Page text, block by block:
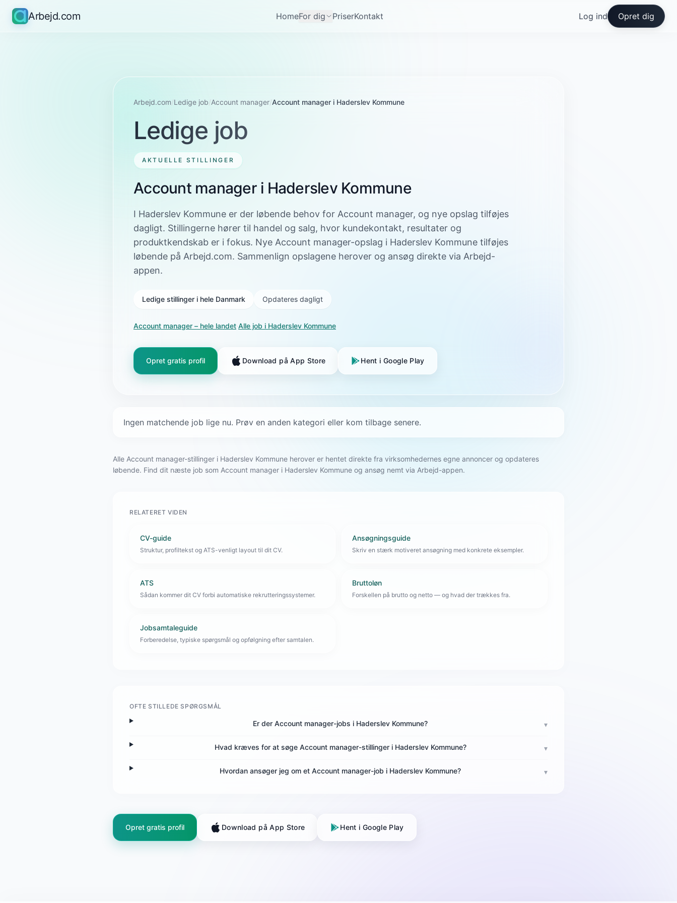
Arbejd.com HomeFor dig PriserKontakt Log ind Opret dig
Arbejd.com/Ledige job/Account manager/Account manager i Haderslev Kommune
Ledige job
AKTUELLE STILLINGER
Account manager i Haderslev Kommune
I Haderslev Kommune er der løbende behov for Account manager, og nye opslag tilføjes
dagligt. Stillingerne hører til handel og salg, hvor kundekontakt, resultater og
produktkendskab er i fokus. Nye Account manager-opslag i Haderslev Kommune tilføjes
løbende på Arbejd.com. Sammenlign opslagene herover og ansøg direkte via Arbejd-
appen.
Ledige stillinger i hele Danmark Opdateres dagligt
Account manager – hele landet·Alle job i Haderslev Kommune
Opret gratis profil Download på App Store Hent i Google Play
Ingen matchende job lige nu. Prøv en anden kategori eller kom tilbage senere.
Alle Account manager-stillinger i Haderslev Kommune herover er hentet direkte fra virksomhedernes egne annoncer og opdateres
løbende. Find dit næste job som Account manager i Haderslev Kommune og ansøg nemt via Arbejd-appen.
RELATERET VIDEN
CV-guide
Struktur, profiltekst og ATS-venligt layout til dit CV.
Ansøgningsguide
Skriv en stærk motiveret ansøgning med konkrete eksempler.
ATS
Sådan kommer dit CV forbi automatiske rekrutteringssystemer.
Bruttoløn
Forskellen på brutto og netto — og hvad der trækkes fra.
Jobsamtaleguide
Forberedelse, typiske spørgsmål og opfølgning efter samtalen.
OFTE STILLEDE SPØRGSMÅL
Er der Account manager-jobs i Haderslev Kommune? ▾
Hvad kræves for at søge Account manager-stillinger i Haderslev Kommune? ▾
Hvordan ansøger jeg om et Account manager-job i Haderslev Kommune? ▾
Opret gratis profil Download på App Store Hent i Google Play